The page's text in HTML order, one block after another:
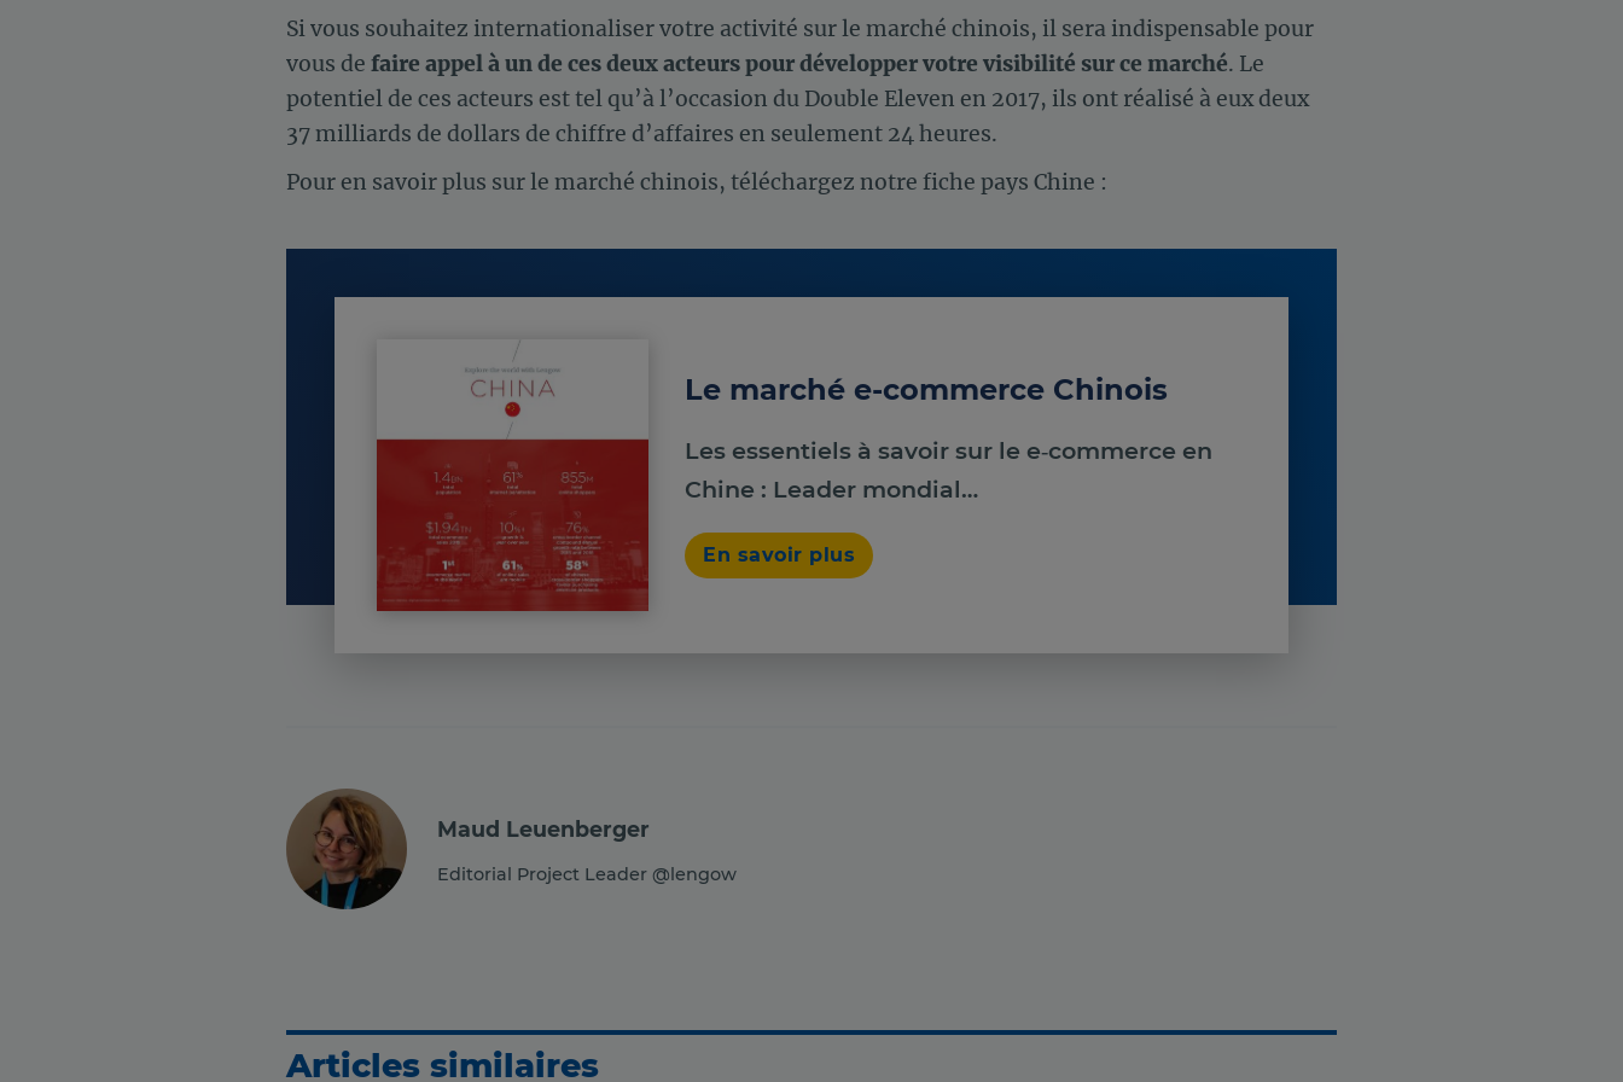
Si vous souhaitez internationaliser votre activité sur le marché chinois, il sera indispensable pour
vous de faire appel à un de ces deux acteurs pour développer votre visibilité sur ce marché. Le
potentiel de ces acteurs est tel qu’à l’occasion du Double Eleven en 2017, ils ont réalisé à eux deux
37 milliards de dollars de chiffre d’affaires en seulement 24 heures.
Pour en savoir plus sur le marché chinois, téléchargez notre fiche pays Chine :
Le marché e-commerce Chinois
Les essentiels à savoir sur le e‑commerce en
Chine : Leader mondial…
En savoir plus
Maud Leuenberger
Editorial Project Leader @lengow
Articles similaires